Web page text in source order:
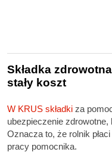
Składka
stały koszt
W KRUS składki za
ubezpieczenie
Oznacza to, że rolnik
pracy pomocnika.